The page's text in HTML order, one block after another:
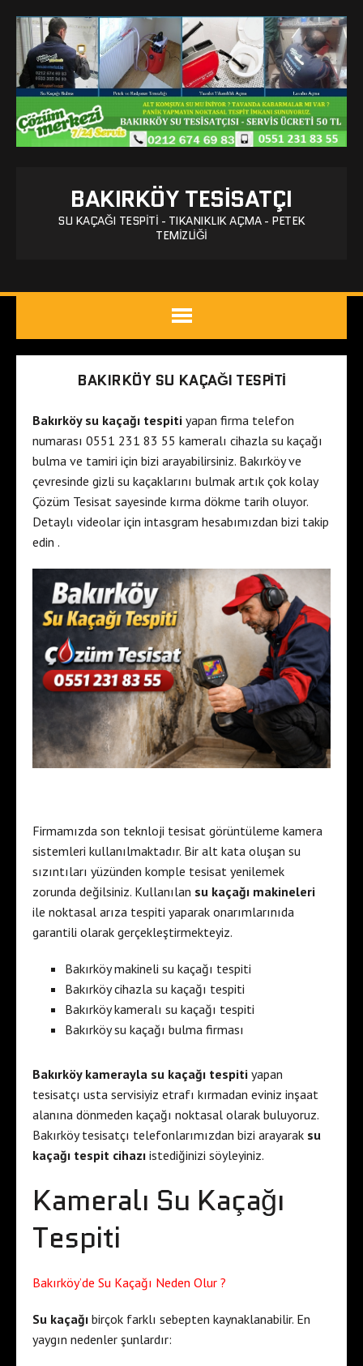
BAKIRKÖY TESISATÇI
SU KAÇAĞI TESPITI - TIKANIKLIK AÇMA - PETEK
TEMIZLIĞI
BAKIRKÖY SU KAÇAĞI TESPITI
Bakırköy su kaçağı tespiti yapan firma telefon
numarası 0551 231 83 55 kameralı cihazla su kaçağı
bulma ve tamiri için bizi arayabilirsiniz. Bakırköy ve
çevresinde gizli su kaçaklarını bulmak artık çok kolay
Çözüm Tesisat sayesinde kırma dökme tarih oluyor.
Detaylı videolar için intasgram hesabımızdan bizi takip
edin .
Firmamızda son teknloji tesisat görüntüleme kamera
sistemleri kullanılmaktadır. Bir alt kata oluşan su
sızıntıları yüzünden komple tesisat yenilemek
zorunda değilsiniz. Kullanılan su kaçağı makineleri
ile noktasal arıza tespiti yaparak onarımlarınıda
garantili olarak gerçekleştirmekteyiz.
Bakırköy makineli su kaçağı tespiti
Bakırköy cihazla su kaçağı tespiti
Bakırköy kameralı su kaçağı tespiti
Bakırköy su kaçağı bulma firması
Bakırköy kamerayla su kaçağı tespiti yapan
tesisatçı usta servisiyiz etrafı kırmadan eviniz inşaat
alanına dönmeden kaçağı noktasal olarak buluyoruz.
Bakırköy tesisatçı telefonlarımızdan bizi arayarak su
kaçağı tespit cihazı istediğinizi söyleyiniz.
Kameralı Su Kaçağı
Tespiti
Bakırköy’de Su Kaçağı Neden Olur ?
Su kaçağı birçok farklı sebepten kaynaklanabilir. En
yaygın nedenler şunlardır: